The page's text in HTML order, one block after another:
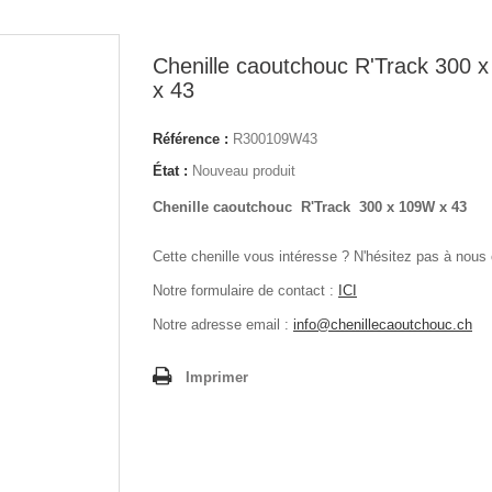
Chenille caoutchouc R'Track 300
x 43
Référence : R300109W43
État : Nouveau produit
Chenille caoutchouc R'Track 300 x 109W x 43
Cette chenille vous intéresse ? N'hésitez pas à nous
Notre formulaire de contact : ICI
Notre adresse email : info@chenillecaoutchouc.ch
Imprimer